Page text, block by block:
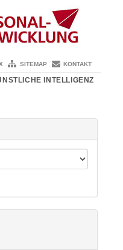
SITEMAP KONTAKT
INTELLIGENZ